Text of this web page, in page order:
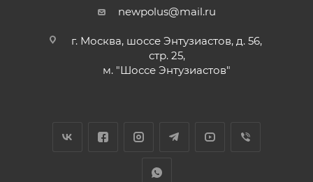
newpolus@mail.ru
г. Москва, шоссе Энтузиастов, д. 56,
стр. 25,
м. "Шоссе Энтузиастов"